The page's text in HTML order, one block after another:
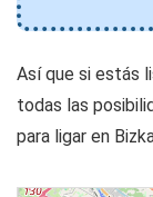
Así que si estás
todas las
para ligar en